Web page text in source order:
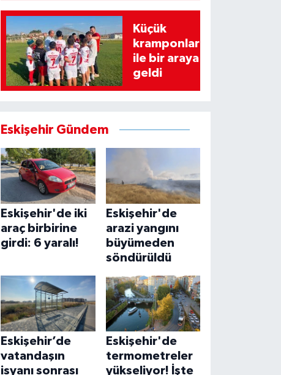
Küçük
kramponlar
ile bir araya
geldi
Eskişehir Gündem
Eskişehir'de iki
araç birbirine
girdi: 6 yaralı!
Eskişehir'de
arazi yangını
büyümeden
söndürüldü
Eskişehir’de
vatandaşın
isyanı sonrası
Eskişehir'de
termometreler
yükseliyor! İşte